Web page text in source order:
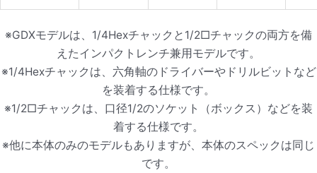
※GDXモデルは、1/4Hexチャックと1/2□チャックの両方を備
えたインパクトレンチ兼用モデルです。
※1/4Hexチャックは、六角軸のドライバーやドリルビットなど
を装着する仕様です。
※1/2□チャックは、口径1/2のソケット（ボックス）などを装
着する仕様です。
※他に本体のみのモデルもありますが、本体のスペックは同じ
です。